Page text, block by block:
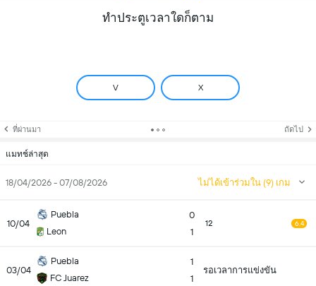
ทำประตูเวลาใดก็ตาม
V X
ที่ผ่านมา ถัดไป
แมทช์ล่าสุด
18/04/2026 - 07/08/2026 ไม่ได้เข้าร่วมใน (9) เกม
10/04
Puebla
Leon
0
1
12 6.4
03/04
Puebla
FC Juarez
1
1
รอเวลาการแข่งขัน